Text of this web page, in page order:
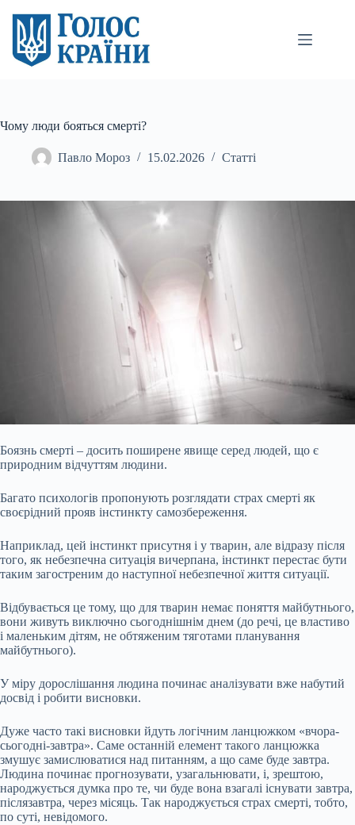
вмісту
Чому люди бояться смерті?
Павло Мороз 15.02.2026 Статті
Боязнь смерті – досить поширене явище серед людей, що є
природним відчуттям людини.
Багато психологів пропонують розглядати страх смерті як
своєрідний прояв інстинкту самозбереження.
Наприклад, цей інстинкт присутня і у тварин, але відразу після
того, як небезпечна ситуація вичерпана, інстинкт перестає бути
таким загостреним до наступної небезпечної життя ситуації.
Відбувається це тому, що для тварин немає поняття майбутнього,
вони живуть виключно сьогоднішнім днем (до речі, це властиво
і маленьким дітям, не обтяженим тяготами планування
майбутнього).
У міру дорослішання людина починає аналізувати вже набутий
досвід і робити висновки.
Дуже часто такі висновки йдуть логічним ланцюжком «вчора-
сьогодні-завтра». Саме останній елемент такого ланцюжка
змушує замислюватися над питанням, а що саме буде завтра.
Людина починає прогнозувати, узагальнювати, і, зрештою,
народжується думка про те, чи буде вона взагалі існувати завтра,
післязавтра, через місяць. Так народжується страх смерті, тобто,
по суті, невідомого.